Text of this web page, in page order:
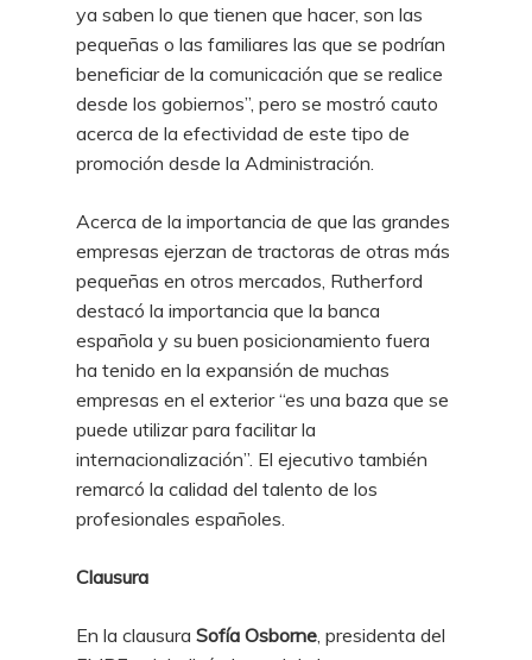
ya saben lo que tienen que hacer, son las
pequeñas o las familiares las que se podrían
beneficiar de la comunicación que se realice
desde los gobiernos”, pero se mostró cauto
acerca de la efectividad de este tipo de
promoción desde la Administración.
Acerca de la importancia de que las grandes
empresas ejerzan de tractoras de otras más
pequeñas en otros mercados, Rutherford
destacó la importancia que la banca
española y su buen posicionamiento fuera
ha tenido en la expansión de muchas
empresas en el exterior “es una baza que se
puede utilizar para facilitar la
internacionalización”. El ejecutivo también
remarcó la calidad del talento de los
profesionales españoles.
Clausura
En la clausuraSofía Osborne , presidenta del